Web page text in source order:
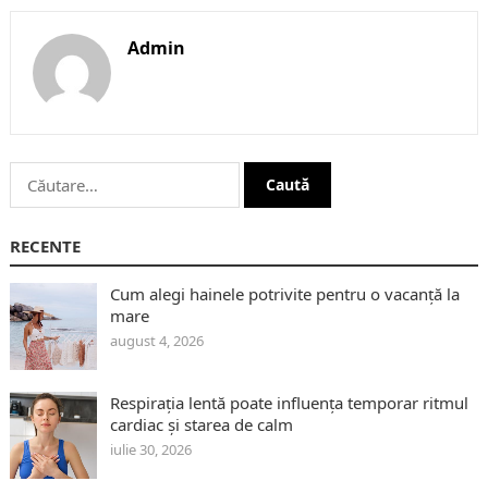
Admin
Caută
după:
RECENTE
Cum alegi hainele potrivite pentru o vacanță la
mare
august 4, 2026
Respirația lentă poate influența temporar ritmul
cardiac și starea de calm
iulie 30, 2026